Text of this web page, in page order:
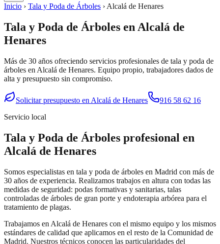
Inicio › Tala y Poda de Árboles › Alcalá de Henares
Tala y Poda de Árboles enAlcalá de
Henares
Más de 30 años ofreciendo servicios profesionales de tala y poda de
árboles en Alcalá de Henares. Equipo propio, trabajadores dados de
alta y presupuesto sin compromiso.
Solicitar presupuesto en Alcalá de Henares
916 58 62 16
Servicio local
Tala y Poda de Árboles profesional en
Alcalá de Henares
Somos especialistas en tala y poda de árboles en Madrid con más de
30 años de experiencia. Realizamos trabajos en altura con todas las
medidas de seguridad: podas formativas y sanitarias, talas
controladas de árboles de gran porte y endoterapia arbórea para el
tratamiento de plagas.
Trabajamos en Alcalá de Henares con el mismo equipo y los mismos
estándares de calidad que aplicamos en el resto de la Comunidad de
Madrid. Nuestros técnicos conocen las particularidades del